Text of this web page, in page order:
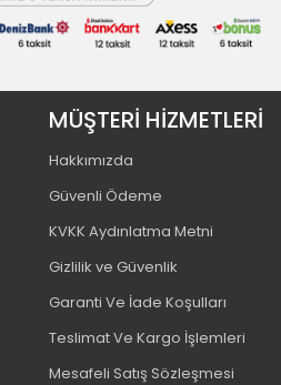
MÜŞTERİ HİZMETLERİ
Hakkımızda
Güvenli Ödeme
KVKK Aydınlatma Metni
Gizlilik ve Güvenlik
Garanti Ve İade Koşulları
Teslimat Ve Kargo İşlemleri
Mesafeli Satış Sözleşmesi